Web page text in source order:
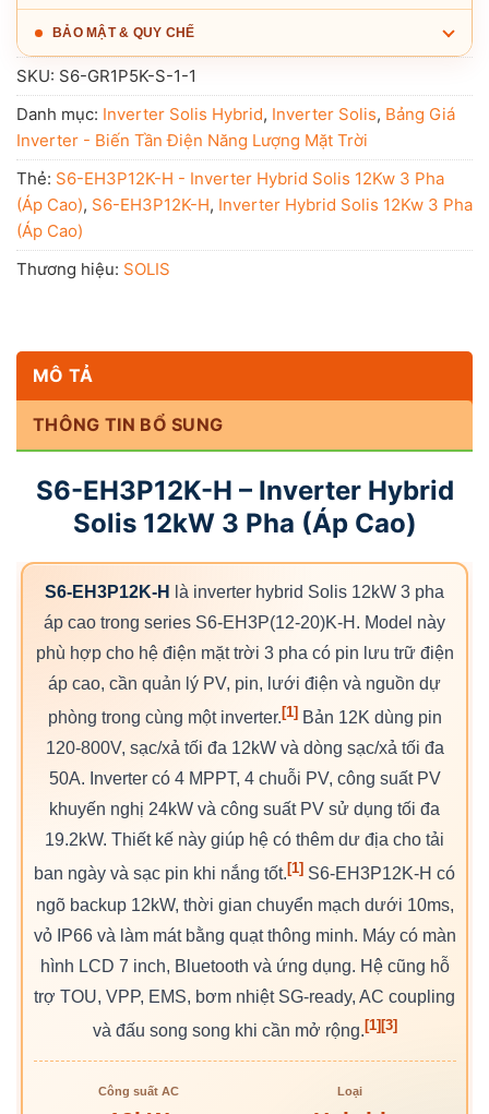
BẢO MẬT & QUY CHẾ
SKU: S6-GR1P5K-S-1-1
Danh mục: Inverter Solis Hybrid, Inverter Solis, Bảng Giá
Inverter - Biến Tần Điện Năng Lượng Mặt Trời
Thẻ: S6-EH3P12K-H - Inverter Hybrid Solis 12Kw 3 Pha
(Áp Cao), S6-EH3P12K-H, Inverter Hybrid Solis 12Kw 3 Pha
(Áp Cao)
Thương hiệu: SOLIS
MÔ TẢ
THÔNG TIN BỔ SUNG
S6-EH3P12K-H – Inverter Hybrid
Solis 12kW 3 Pha (Áp Cao)
S6-EH3P12K-H
là inverter hybrid Solis 12kW 3 pha
áp cao trong series S6-EH3P(12-20)K-H. Model này
phù hợp cho hệ điện mặt trời 3 pha có pin lưu trữ điện
áp cao, cần quản lý PV, pin, lưới điện và nguồn dự
phòng trong cùng một inverter. [1]Bản 12K dùng pin
120-800V, sạc/xả tối đa 12kW và dòng sạc/xả tối đa
50A. Inverter có 4 MPPT, 4 chuỗi PV, công suất PV
khuyến nghị 24kW và công suất PV sử dụng tối đa
19.2kW. Thiết kế này giúp hệ có thêm dư địa cho tải
ban ngày và sạc pin khi nắng tốt. [1] S6-EH3P12K-H có
ngõ backup 12kW, thời gian chuyển mạch dưới 10ms,
vỏ IP66 và làm mát bằng quạt thông minh. Máy có màn
hình LCD 7 inch, Bluetooth và ứng dụng. Hệ cũng hỗ
trợ TOU, VPP, EMS, bơm nhiệt SG-ready, AC coupling
và đấu song song khi cần mở rộng.[1][3]
Công suất AC Loại